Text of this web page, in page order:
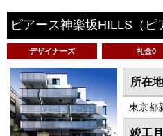
ピアース神楽坂HILLS （
デザイナーズ 礼金0
所在地
東京都
竣工月